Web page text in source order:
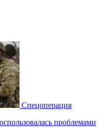
Спецоперация
проблемами